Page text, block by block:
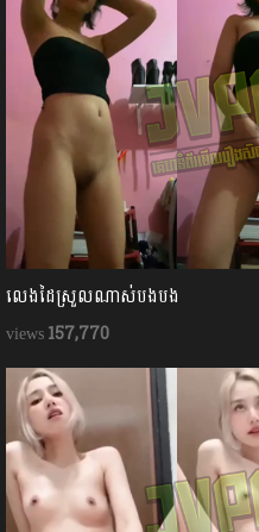
លេងដៃស្រួលណាស់បងបង
157,770